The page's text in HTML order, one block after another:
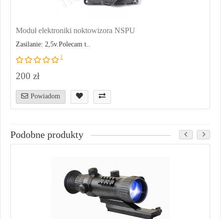
Moduł elektroniki noktowizora NSPU
Zasilanie: 2,5v.Polecam t..
1
200 zł
Powiadom
Podobne produkty